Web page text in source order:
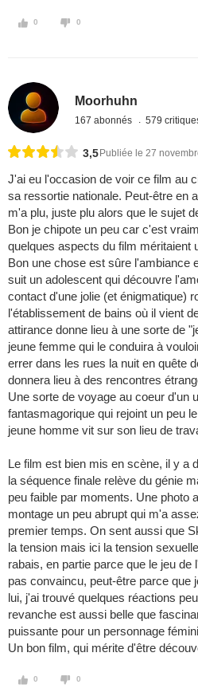
0 0
Moorhuhn
167 abonnés 579
3,5 Publiée le 27
J'ai eu l'occasion de voir ce film au
sa ressortie nationale. Peut-être en
m'a plu, juste plu alors que le sujet
Bon je chipote un peu car c'est
quelques aspects du film méritaient
Bon une chose est sûre l'ambiance
suit un adolescent qui découvre
contact d'une jolie (et énigmatique)
l'établissement de bains où il vient
attirance donne lieu à une sorte de
jeune femme qui le conduira à
errer dans les rues la nuit en quête
donnera lieu à des rencontres
Une sorte de voyage au coeur d'un
fantasmagorique qui rejoint un peu
jeune homme vit sur son lieu de
Le film est bien mis en scène, il y a
la séquence finale relève du génie
peu faible par moments. Une photo
montage un peu abrupt qui m'a
premier temps. On sent aussi que
la tension mais ici la tension
rabais, en partie parce que le jeu
pas convaincu, peut-être parce que
lui, j'ai trouvé quelques réactions
revanche est aussi belle que
puissante pour un personnage
Un bon film, qui mérite d'être
0 0